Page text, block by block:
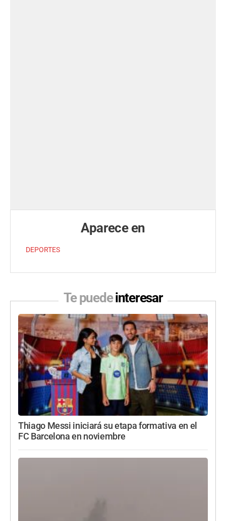
Aparece en
DEPORTES
Te puedeinteresar
Thiago Messi iniciará su etapa formativa en el
FC Barcelona en noviembre